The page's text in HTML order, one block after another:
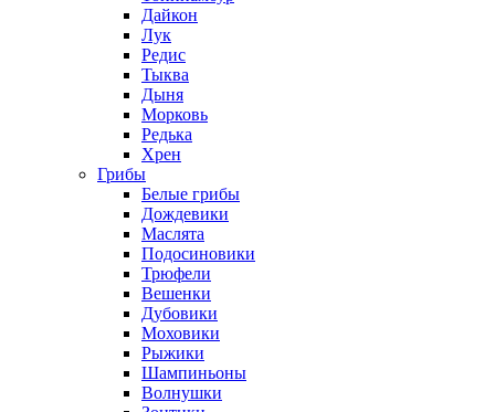
Дайкон
Лук
Редис
Тыква
Дыня
Морковь
Редька
Хрен
Грибы
Белые грибы
Дождевики
Маслята
Подосиновики
Трюфели
Вешенки
Дубовики
Моховики
Рыжики
Шампиньоны
Волнушки